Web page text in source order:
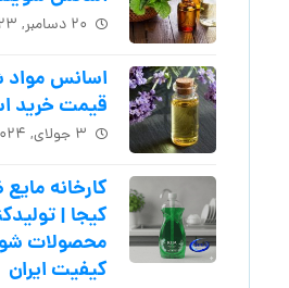
۲۰ دسامبر, ۲۰۲۳
اسانس مواد
قیمت خرید
۳ جولای, ۲۰۲۴
کارخانه
کیجا |
محصولات
کیفیت ایران